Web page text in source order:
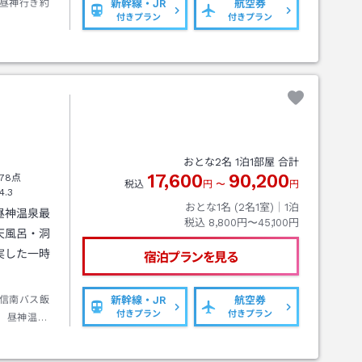
神行き約 新幹線・JR
付きプラン
航空券
付きプラン
点
神温泉最
風呂・洞
した一時
南バス飯
昼神温泉
おとな2名 1泊1部屋 合計
税込 17,600 円 〜 90,200 円
おとな1名 (2名1室)｜ 1泊
税込 8,800円〜45,100円
宿泊プランを見る
新幹線・JR
付きプラン
航空券
付きプラン